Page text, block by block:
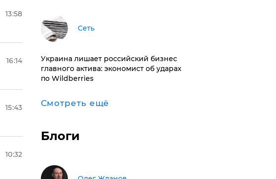
13:58
16:14
15:43
10:32
Сеть
​Украина лишает российский бизнес
главного актива: экономист об ударах
по Wildberries
Смотреть ещё
Блоги